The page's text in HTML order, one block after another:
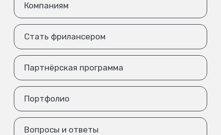
Компаниям
Стать фрилансером
Партнёрская программа
Портфолио
Вопросы и ответы